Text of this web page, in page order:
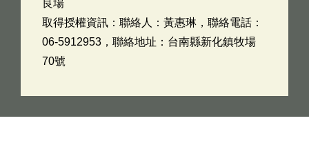
良場
取得授權資訊：聯絡人：黃惠琳，聯絡電話：
06-5912953，聯絡地址：台南縣新化鎮牧場
70號